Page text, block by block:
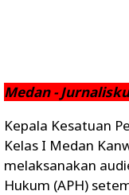
Medan -
Kepala Kesatuan
Kelas I Medan
melaksanakan
Hukum (APH)